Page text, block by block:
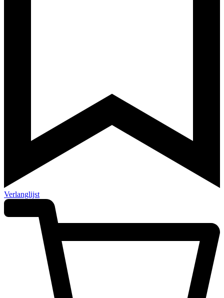
Verlanglijst